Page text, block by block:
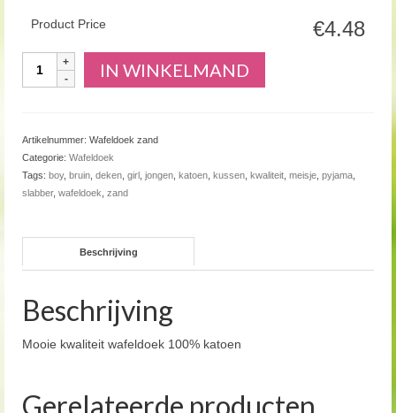
Product Price €4.48
IN WINKELMAND
Artikelnummer: Wafeldoek zand
Categorie: Wafeldoek
Tags: boy, bruin deken girl jongen katoen kussen kwaliteit meisje pyjama
slabber, wafeldoek zand
Beschrijving
Beschrijving
Mooie kwaliteit wafeldoek 100% katoen
Gerelateerde producten